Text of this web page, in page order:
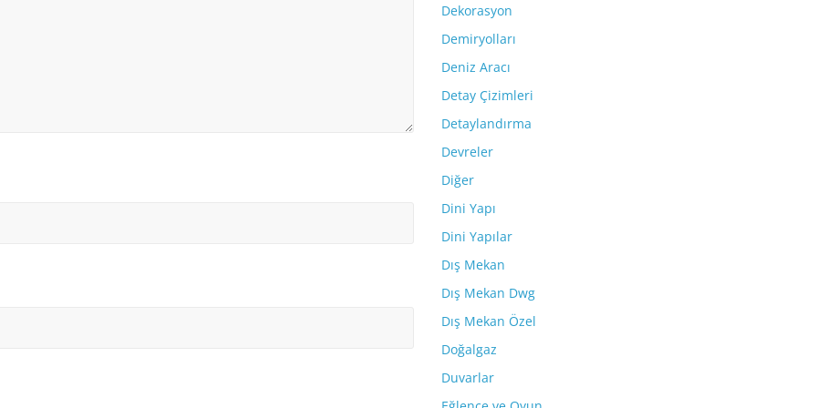
Dekorasyon
Demiryolları
Deniz Aracı
Detay Çizimleri
Detaylandırma
Devreler
Diğer
Dini Yapı
Dini Yapılar
Dış Mekan
Dış Mekan Dwg
Dış Mekan Özel
Doğalgaz
Duvarlar